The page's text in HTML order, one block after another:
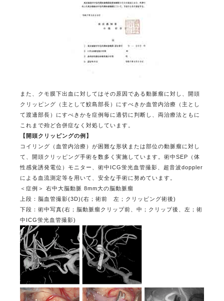
また、クモ膜下出血に対してはその原因である動脈瘤に対し、開頭
クリッピング（主として鮫島部長）にすべきか血管内治療（主とし
て渡邊部長）にすべきかを症例毎に適切に判断し、両治療法ともに
これまで殆ど合併症なく対処しています。
【開頭クリッピングの例】
コイリング（血管内治療）が困難な形状または部位の動脈瘤に対し
て、開頭クリッピング手術を数多く実施しています。術中SEP（体
性感覚誘発電位）モニター、術中ICG蛍光血管撮影、超音波doppler
による血流測定等を用いて、安全な手術に努めています。
＜症例＞ 右中大脳動脈 8mm大の脳動脈瘤
上段：脳血管撮影(3D)(右；術前 左；クリッピング術後)
下段：術中写真(右；脳動脈瘤クリップ前、中；クリップ後、左；術
中ICG蛍光血管撮影)